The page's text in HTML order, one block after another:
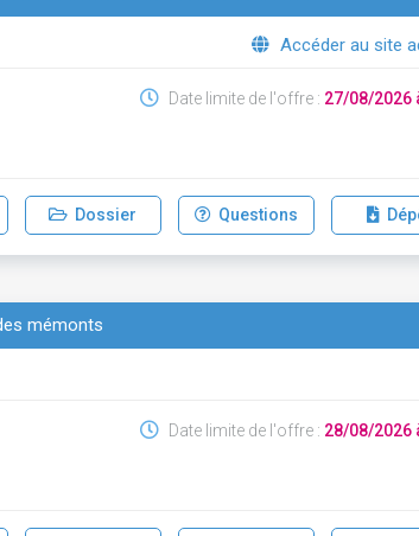
Accéder au site
Date limite de l'offre : 27/08/2026
Dossier Questions
mémonts
Date limite de l'offre : 28/08/2026